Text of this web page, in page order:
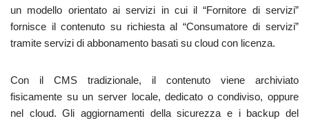
un modello orientato ai servizi in cui il “Fornitore di servizi”
fornisce il contenuto su richiesta al “Consumatore di servizi”
tramite servizi di abbonamento basati su cloud con licenza.
Con il CMS tradizionale, il contenuto viene archiviato
fisicamente su un server locale, dedicato o condiviso, oppure
nel cloud. Gli aggiornamenti della sicurezza e i backup del